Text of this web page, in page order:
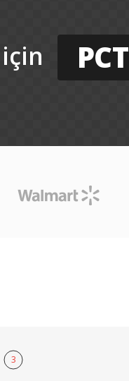
için PCT
3